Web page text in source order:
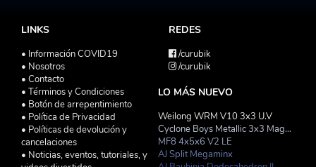
LINKS
• Información COVID19
• Nosotros
• Contacto
• Términos y Condiciones
• Botón de arrepentimiento
• Política de Privacidad
• Políticas de devolución y
cancelaciones
• Noticias, eventos, tutoriales, y
REDES
/curubik
/curubik
LO MÁS NUEVO
Weilong WRM V10 3x3 U.V
Cyclone Boys Metallic 3x3 Magnetico Macaron
MF8 4x5x6 V2 LE
AJ Split Megaminx